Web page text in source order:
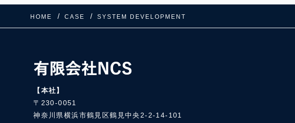
HOME CASE SYSTEM DEVELOPMENT
【本社】
〒230-0051
神奈川県横浜市鶴見区鶴見中央2-2-14-101